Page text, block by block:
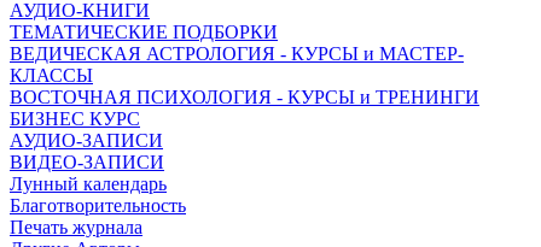
АУДИО-КНИГИ
ТЕМАТИЧЕСКИЕ ПОДБОРКИ
ВЕДИЧЕСКАЯ АСТРОЛОГИЯ - КУРСЫ и МАСТЕР-
КЛАССЫ
ВОСТОЧНАЯ ПСИХОЛОГИЯ - КУРСЫ и ТРЕНИНГИ
БИЗНЕС КУРС
АУДИО-ЗАПИСИ
ВИДЕО-ЗАПИСИ
Лунный календарь
Благотворительность
Печать журнала